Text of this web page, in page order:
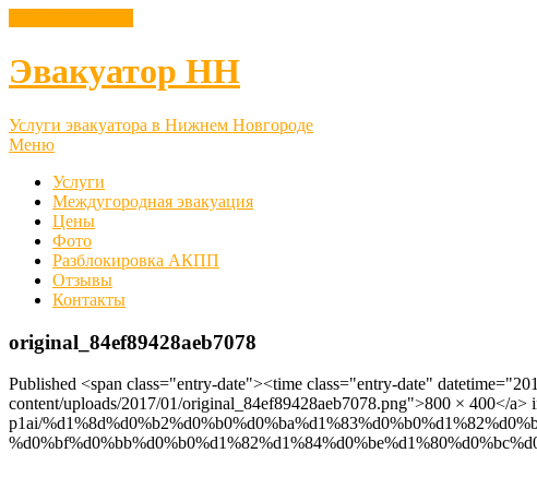
Эвакуатор НН
Услуги эвакуатора в Нижнем Новгороде
Меню
Услуги
Междугородная эвакуация
Цены
Фото
Разблокировка АКПП
Отзывы
Контакты
original_84ef89428aeb7078
Published <span class="entry-date"><time class="entry-date"
content/uploads/2017/01/original_84ef89428aeb7078.png">800 × 400</
p1ai/